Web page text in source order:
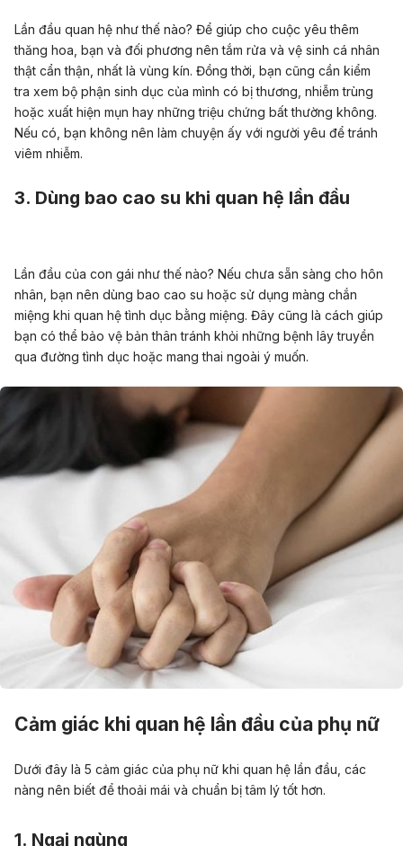
Lần đầu quan hệ như thế nào? Để giúp cho cuộc yêu thêm
thăng hoa, bạn và đối phương nên tắm rửa và vệ sinh cá nhân
thật cẩn thận, nhất là vùng kín. Đồng thời, bạn cũng cần kiểm
tra xem bộ phận sinh dục của mình có bị thương, nhiễm trùng
hoặc xuất hiện mụn hay những triệu chứng bất thường không.
Nếu có, bạn không nên làm chuyện ấy với người yêu để tránh
viêm nhiễm.
3. Dùng bao cao su khi quan hệ lần đầu
Lần đầu của con gái như thế nào? Nếu chưa sẵn sàng cho hôn
nhân, bạn nên dùng bao cao su hoặc sử dụng màng chắn
miệng khi quan hệ tình dục bằng miệng. Đây cũng là cách giúp
bạn có thể bảo vệ bản thân tránh khỏi những bệnh lây truyền
qua đường tình dục hoặc mang thai ngoài ý muốn.
Cảm giác khi quan hệ lần đầu của phụ nữ
Dưới đây là 5 cảm giác của phụ nữ khi quan hệ lần đầu, các
nàng nên biết để thoải mái và chuẩn bị tâm lý tốt hơn.
1. Ngại ngùng